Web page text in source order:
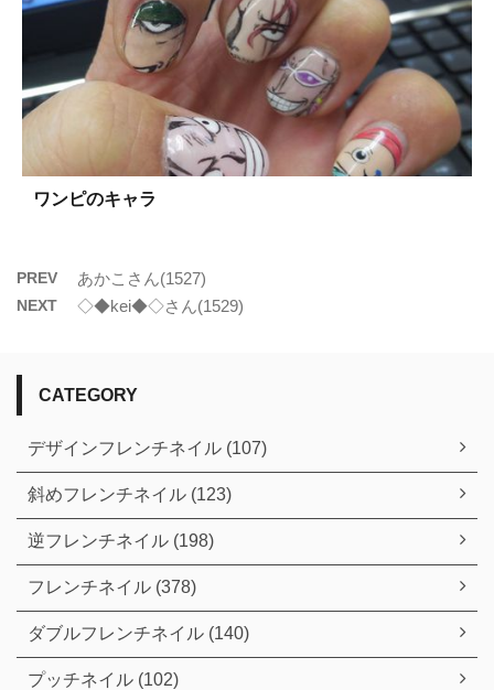
ワンピのキャラ
PREV あかこさん(1527)
NEXT ◇◆kei◆◇さん(1529)
CATEGORY
デザインフレンチネイル (107)
斜めフレンチネイル (123)
逆フレンチネイル (198)
フレンチネイル (378)
ダブルフレンチネイル (140)
プッチネイル (102)